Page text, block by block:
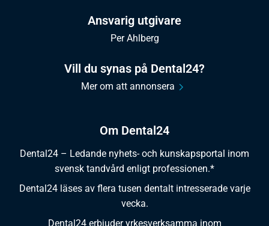
Om Dental24
Dental24 – Ledande nyhets- och kunskapsportal inom
svensk tandvård enligt professionen.*
Dental24 läses av flera tusen dentalt intresserade varje
vecka.
Dental24 erbjuder yrkesverksamma inom
Ansvarig utgivare
Per Ahlberg
Vill du synas på Dental24?
Mer om att annonsera